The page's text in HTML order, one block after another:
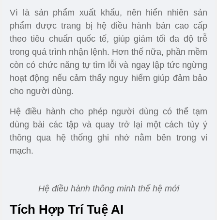
Vì là sản phẩm xuất khẩu, nên hiển nhiên sản
phẩm được trang bị hệ điều hành bản cao cấp
theo tiêu chuẩn quốc tế, giúp giảm tối đa độ trễ
trong quá trình nhận lệnh. Hơn thế nữa, phần mềm
còn có chức năng tự tìm lỗi và ngay lập tức ngừng
hoạt động nếu cảm thấy nguy hiểm giúp đảm bảo
cho người dùng.
Hệ điều hành cho phép người dùng có thể tạm
dùng bài các tập và quay trở lại một cách tùy ý
thông qua hệ thống ghi nhớ nằm bên trong vi
mạch.
Hệ điều hành thông minh thế hệ mới
Tích Hợp Trí Tuệ AI